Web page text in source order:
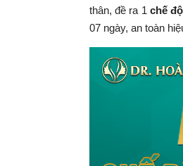
thân, đề ra 1 chế
07 ngày, an toàn